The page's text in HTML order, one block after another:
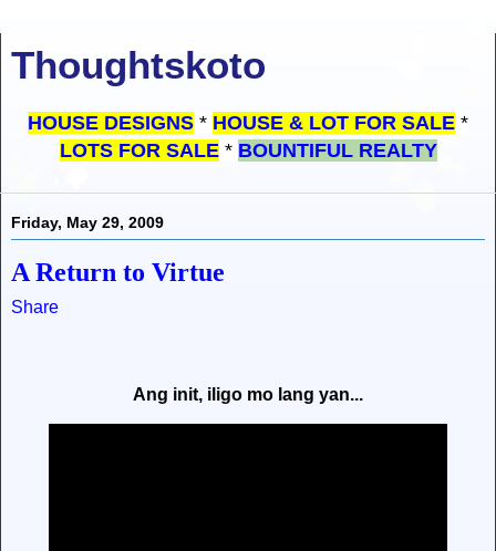
Thoughtskoto
HOUSE DESIGNS * HOUSE & LOT FOR SALE *
LOTS FOR SALE * BOUNTIFUL REALTY
Friday, May 29, 2009
A Return to Virtue
Share
Ang init, iligo mo lang yan...